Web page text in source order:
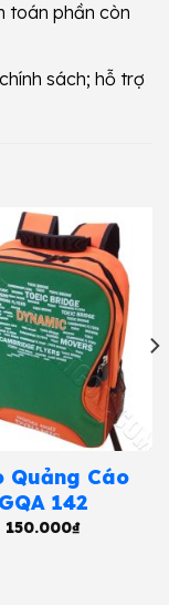
toán phần còn
sách; hỗ trợ
Quảng Cáo
GQA 142
150.000₫